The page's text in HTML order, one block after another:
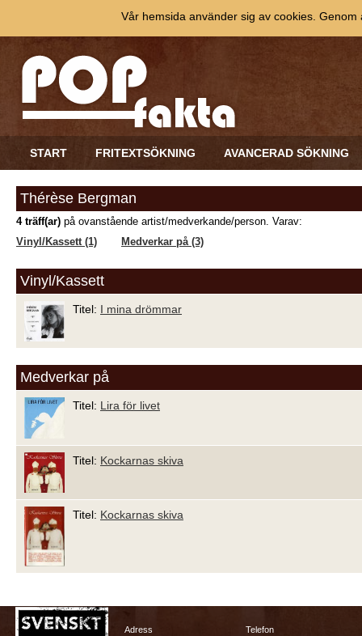
START FRITEXTSÖKNING AVANCERAD SÖKNING
Thérèse Bergman
4 träff(ar) på ovanstående artist/medverkande/person. Varav:
Vinyl/Kassett (1)
Medverkar på (3)
Vinyl/Kassett
Titel: I mina drömmar
Medverkar på
Titel: Lira för livet
Titel: Kockarnas skiva
Titel: Kockarnas skiva
Adress
Telefon
Vår hemsida använder sig av cookies.